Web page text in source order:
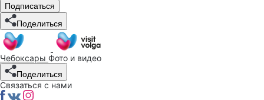
Подписаться
Поделиться
Чебоксары Фото и видео
Поделиться
Связаться с нами